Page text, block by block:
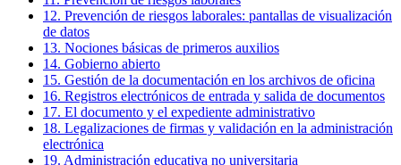
12. Prevención de riesgos laborales: pantallas de visualización
de datos
13. Nociones básicas de primeros auxilios
14. Gobierno abierto
15. Gestión de la documentación en los archivos de oficina
16. Registros electrónicos de entrada y salida de documentos
17. El documento y el expediente administrativo
18. Legalizaciones de firmas y validación en la administración
electrónica
19. Administración educativa no universitaria